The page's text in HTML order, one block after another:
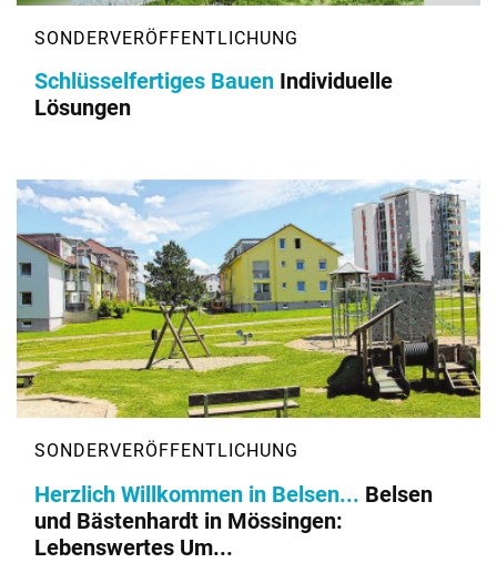
Schlüsselfertiges Bauen Individuelle
Lösungen
Herzlich Willkommen in Belsen... Belsen
und Bästenhardt in Mössingen:
Lebenswertes Um...